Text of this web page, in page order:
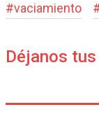
#vaciamiento
Déjanos